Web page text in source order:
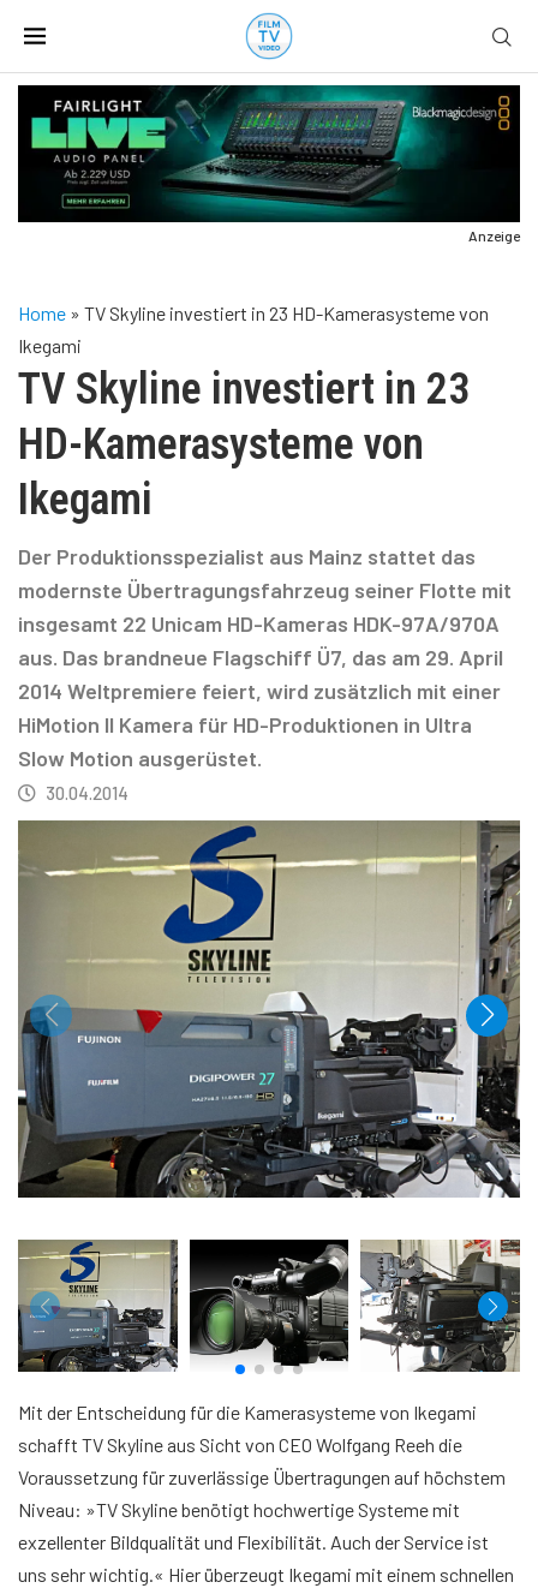
Anzeige
Home » TV Skyline investiert in 23 HD-Kamerasysteme von
Ikegami
TV Skyline investiert in 23
HD-Kamerasysteme von
Ikegami
Der Produktionsspezialist aus Mainz stattet das
modernste Übertragungsfahrzeug seiner Flotte mit
insgesamt 22 Unicam HD-Kameras HDK-97A/970A
aus. Das brandneue Flagschiff Ü7, das am 29. April
2014 Weltpremiere feiert, wird zusätzlich mit einer
HiMotion II Kamera für HD-Produktionen in Ultra
Slow Motion ausgerüstet.
30.04.2014
Mit der Entscheidung für die Kamerasysteme von Ikegami
schafft TV Skyline aus Sicht von CEO Wolfgang Reeh die
Voraussetzung für zuverlässige Übertragungen auf höchstem
Niveau: »TV Skyline benötigt hochwertige Systeme mit
exzellenter Bildqualität und Flexibilität. Auch der Service ist
uns sehr wichtig.« Hier überzeugt Ikegami mit einem schnellen